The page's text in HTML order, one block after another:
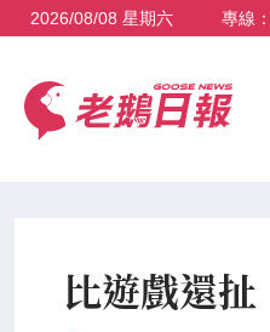
2026/08/08 星期六 專線：
比遊戲還